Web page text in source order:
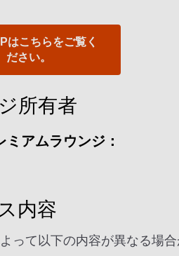
はこちらをご覧く
ださい。
所有者
ミアムラウンジ：
内容
って以下の内容が異なる場